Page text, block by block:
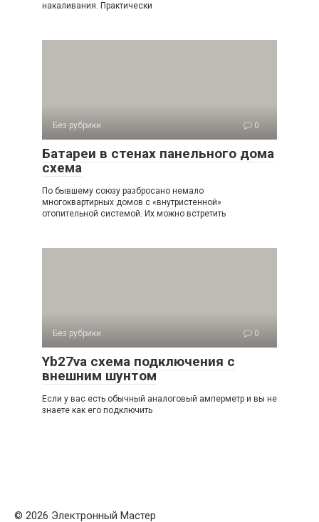
накаливания. Практически
Без рубрики 0
Батареи в стенах панельного дома
схема
По бывшему союзу разбросано немало
многоквартирных домов с «внутристенной»
отопительной системой. Их можно встретить
Без рубрики 0
Yb27va схема подключения с
внешним шунтом
Если у вас есть обычный аналоговый амперметр и вы не
знаете как его подключить
© 2026 Электронный Мастер